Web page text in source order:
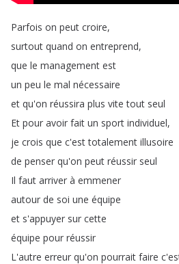
Parfois on peut croire,
surtout quand on entreprend,
que le management est
un peu le mal nécessaire
et qu'on réussira plus vite tout seul
Et pour avoir fait un sport individuel,
je crois que c'est totalement illusoire
de penser qu'on peut réussir seul
Il faut arriver à emmener
autour de soi une équipe
et s'appuyer sur cette
équipe pour réussir
L'autre erreur qu'on pourrait faire